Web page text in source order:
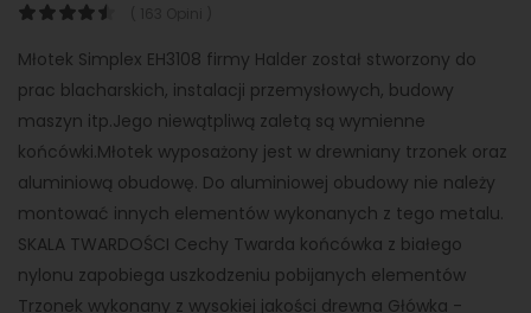
Młotek Simplex EH3108 firmy Halder został stworzony do
prac blacharskich, instalacji przemysłowych, budowy
maszyn itp.Jego niewątpliwą zaletą są wymienne
końcówki.Młotek wyposażony jest w drewniany trzonek oraz
aluminiową obudowę. Do aluminiowej obudowy nie należy
montować innych elementów wykonanych z tego metalu.
SKALA TWARDOŚCI Cechy Twarda końcówka z białego
nylonu zapobiega uszkodzeniu pobijanych elementów
Trzonek wykonany z wysokiej jakości drewna Główka -